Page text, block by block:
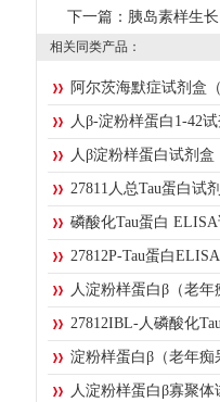
下一篇： 胰岛素样生
相关同类产品：
阿尔茨海默症试剂盒
人β-淀粉样蛋白1-42
人β淀粉样蛋白试剂
27811人总Tau蛋白试
磷酸化Tau蛋白
27812P-Tau蛋白
人淀粉样蛋白β（老年
27812IBL-人磷酸化
淀粉样蛋白β（老年
人淀粉样蛋白β寡聚